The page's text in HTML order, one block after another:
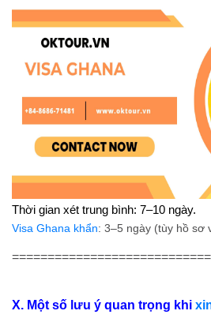
Thời gian xét trung bình: 7–10 ngày.
Visa Ghana khẩn: 3–5 ngày (tùy hồ sơ
X. Một số lưu ý quan trọng khi